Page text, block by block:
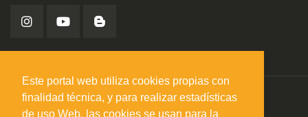
Este portal web utiliza cookies propias con
finalidad técnica, y para realizar estadísticas
de uso Web, las cookies se usan para la
misuperfavorito.com.
© 2026. Todos los derechos reservados.